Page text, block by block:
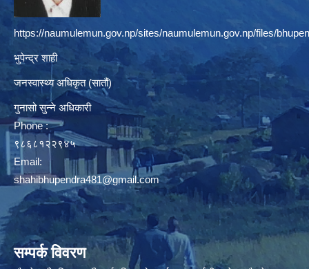
https://naumulemun.gov.np/sites/naumulemun.gov.np/files/
भुपेन्द्र शाही
जनस्वास्थ्य अधिकृत (सातौं)
गुनासो सुन्ने अधिकारी
Phone :
९८६८१२२९४५
Email:
shahibhupendra481@gmail.com
सम्पर्क विवरण